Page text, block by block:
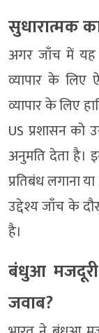
सुधारात्मक
अगर जाँच में यह
व्यापार के लिए
व्यापार के लिए
US प्रशासन को
अनुमति देता है।
प्रतिबंध लगाना
उद्देश्य जाँच के
है।
बंधुआ
जवाब?